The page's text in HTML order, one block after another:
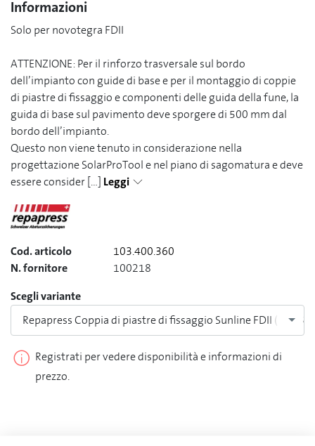
Informazioni
Solo per novotegra FDII
ATTENZIONE: Per il rinforzo trasversale sul bordo
dell’impianto con guide di base e per il montaggio di coppie
di piastre di fissaggio e componenti delle guida della fune, la
guida di base sul pavimento deve sporgere di 500 mm dal
bordo dell’impianto.
Questo non viene tenuto in considerazione nella
progettazione SolarProTool e nel piano di sagomatura e deve
essere consider [...] Leggi
Cod. articolo
103.400.360
N. fornitore
100218
Scegli variante
Repapress Coppia di piastre di fissaggio Sunline FDII (VPE 5)
Registrati per vedere disponibilità e informazioni di
prezzo.